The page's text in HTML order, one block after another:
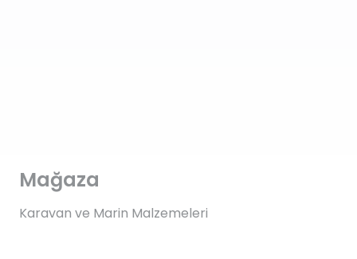
Mağaza
Karavan ve Marin Malzemeleri